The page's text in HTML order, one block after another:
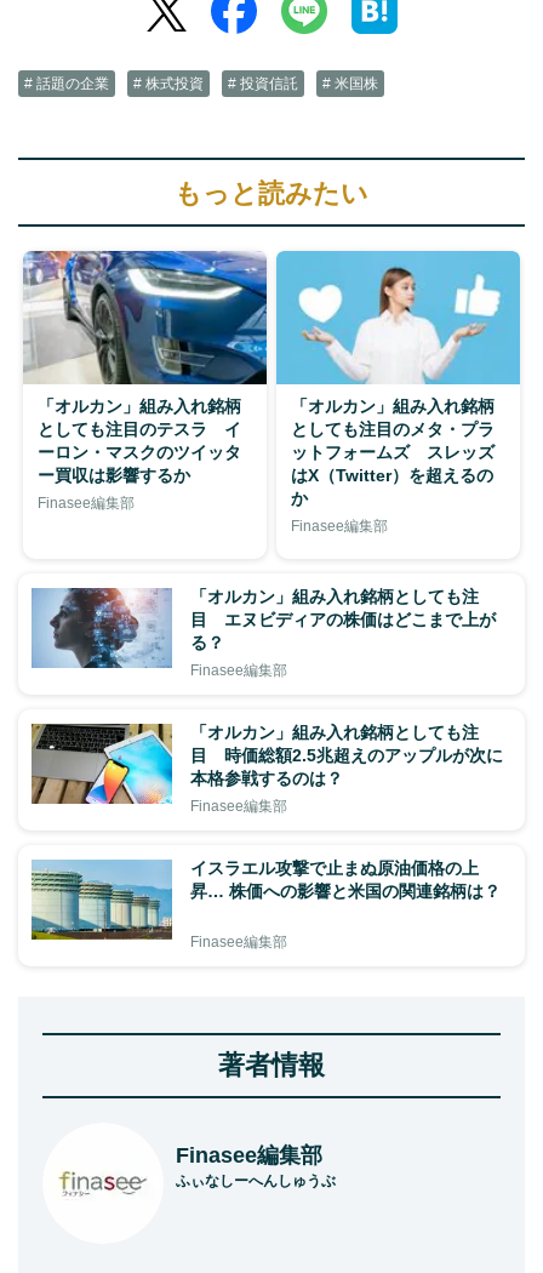
# 話題の企業 # 株式投資 # 投資信託 # 米国株
もっと読みたい
「オルカン」組み入れ銘柄
としても注目のテスラ イ
ーロン・マスクのツイッタ
ー買収は影響するか
Finasee編集部
「オルカン」組み入れ銘柄
としても注目のメタ・プラ
ットフォームズ スレッズ
はX（Twitter）を超えるの
か
Finasee編集部
「オルカン」組み入れ銘柄としても注
目 エヌビディアの株価はどこまで上が
る？
Finasee編集部
「オルカン」組み入れ銘柄としても注
目 時価総額2.5兆超えのアップルが次に
本格参戦するのは？
Finasee編集部
イスラエル攻撃で止まぬ原油価格の上
昇… 株価への影響と米国の関連銘柄は？
Finasee編集部
著者情報
Finasee編集部
ふぃなしーへんしゅうぶ